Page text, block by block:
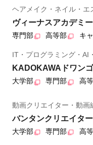
ヘアメイク・ネイル・エ
ヴィーナスアカデミー
専門部 高等部 キ
IT・プログラミング・AI
KADOKAWAドワン
大学部 専門部 高
動画クリエイター・動画
バンタンクリエイタ
大学部 専門部 高